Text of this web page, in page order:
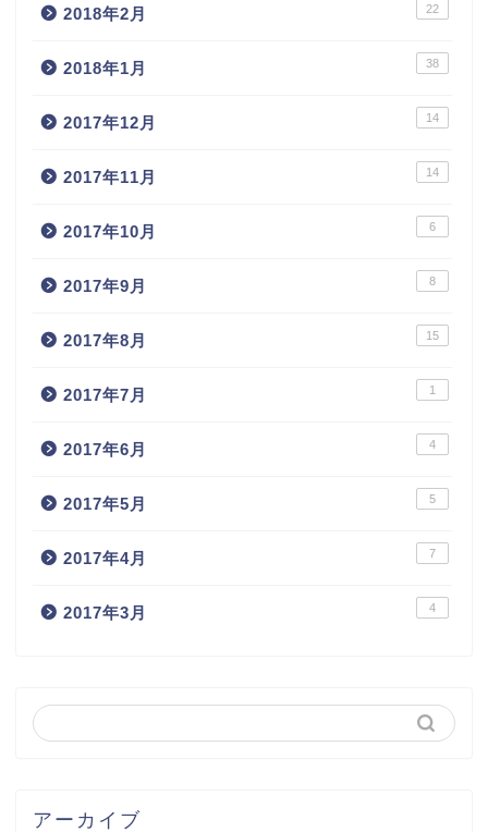
2018年2月 22
2018年1月 38
2017年12月 14
2017年11月 14
2017年10月 6
2017年9月 8
2017年8月 15
2017年7月 1
2017年6月 4
2017年5月 5
2017年4月 7
2017年3月 4
アーカイブ